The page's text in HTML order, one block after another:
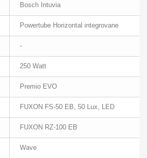
Bosch Intuvia
Powertube Horizontal integrovane
-
250 Watt
Premio EVO
FUXON FS-50 EB, 50 Lux, LED
FUXON RZ-100 EB
Wave